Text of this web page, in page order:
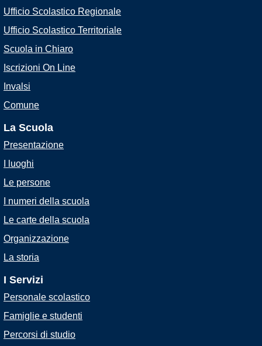
Ufficio Scolastico Regionale
Ufficio Scolastico Territoriale
Scuola in Chiaro
Iscrizioni On Line
Invalsi
Comune
La Scuola
Presentazione
I luoghi
Le persone
I numeri della scuola
Le carte della scuola
Organizzazione
La storia
I Servizi
Personale scolastico
Famiglie e studenti
Percorsi di studio